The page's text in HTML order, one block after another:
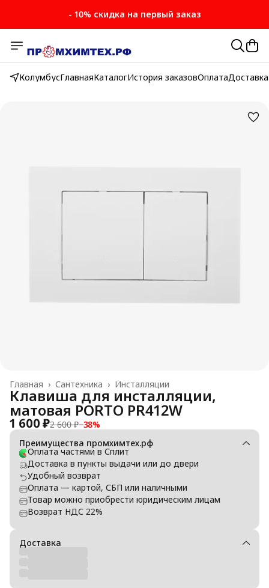
- 10% скидка на первый заказ
КолумбусГлавнаяКаталогИстория заказовОплатаДоставка
Инсталляции
Сантехника ›
Главная ›
Клавиша для инсталляции,
матовая PORTO PR412W
1 600 ₽2 600 ₽−38%
Преимущества промхимтех.рф
Оплата частями в Сплит
Доставка в пункты выдачи или до двери
Удобный возврат
Оплата — картой, СБП или наличными
Товар можно приобрести юридическим лицам
Возврат НДС 22%
Доставка